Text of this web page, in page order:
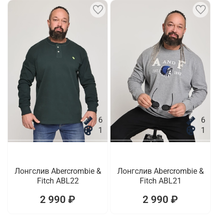
6
1
Лонгслив Abercrombie &
Fitch ABL22
2 990 ₽
6
1
Лонгслив Abercrombie &
Fitch ABL21
2 990 ₽